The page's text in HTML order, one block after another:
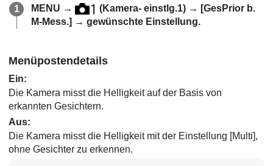
MENU → (Kamera- einstlg.1) → [GesPrior b.
M-Mess.] → gewünschte Einstellung.
Menüpostendetails
Ein:
Die Kamera misst die Helligkeit auf der Basis von
erkannten Gesichtern.
Aus:
Die Kamera misst die Helligkeit mit der Einstellung [Multi],
ohne Gesichter zu erkennen.